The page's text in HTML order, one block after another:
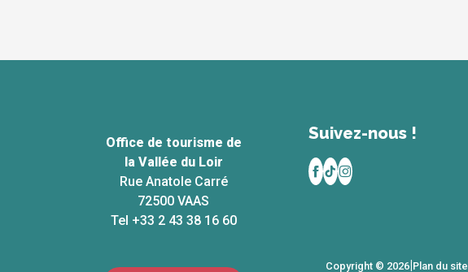
Office de tourisme de
la Vallée du Loir
Rue Anatole Carré
72500 VAAS
Tel +33 2 43 38 16 60
Suivez-nous !
Copyright © 2026|Plan du site